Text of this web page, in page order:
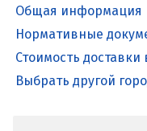
Общая информация
Нормативные
Стоимость доставки
Выбрать другой